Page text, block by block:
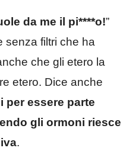
da me il pi****o!”
senza filtri che ha
che gli etero la
etero. Dice anche
per essere parte
gli ormoni riesce
.